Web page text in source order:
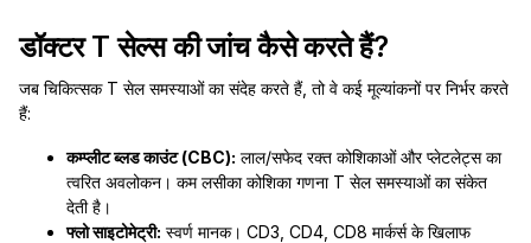
डॉक्टर T सेल्स की जांच कैसे करते हैं?
जब चिकित्सक T सेल समस्याओं का संदेह करते हैं, तो वे कई मूल्यांकनों पर निर्भर करते
हैं:
कम्प्लीट ब्लड काउंट (CBC): लाल/सफेद रक्त कोशिकाओं और प्लेटलेट्स का
त्वरित अवलोकन। कम लसीका कोशिका गणना T सेल समस्याओं का संकेत
देती है।
फ्लो साइटोमेट्री: स्वर्ण मानक। CD3, CD4, CD8 मार्कर्स के खिलाफ